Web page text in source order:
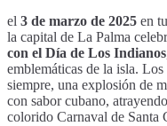
el 3 de marzo de 2025 en
la capital de La Palma
con el Día de Los Indianos
emblemáticas de la isla.
siempre, una explosión de
con sabor cubano,
colorido Carnaval de Santa